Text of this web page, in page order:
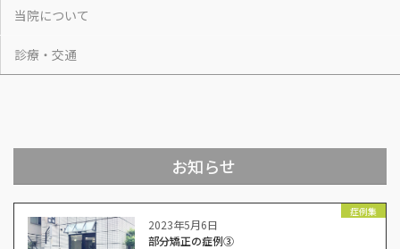
当院について
診療・交通
お知らせ
2023年5月6日
症例集
部分矯正の症例③